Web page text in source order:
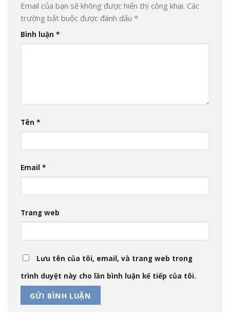
Email của bạn sẽ không được hiển thị công khai. Các
trường bắt buộc được đánh dấu *
Bình luận *
Tên *
Email *
Trang web
Lưu tên của tôi, email, và trang web trong
trình duyệt này cho lần bình luận kế tiếp của tôi.